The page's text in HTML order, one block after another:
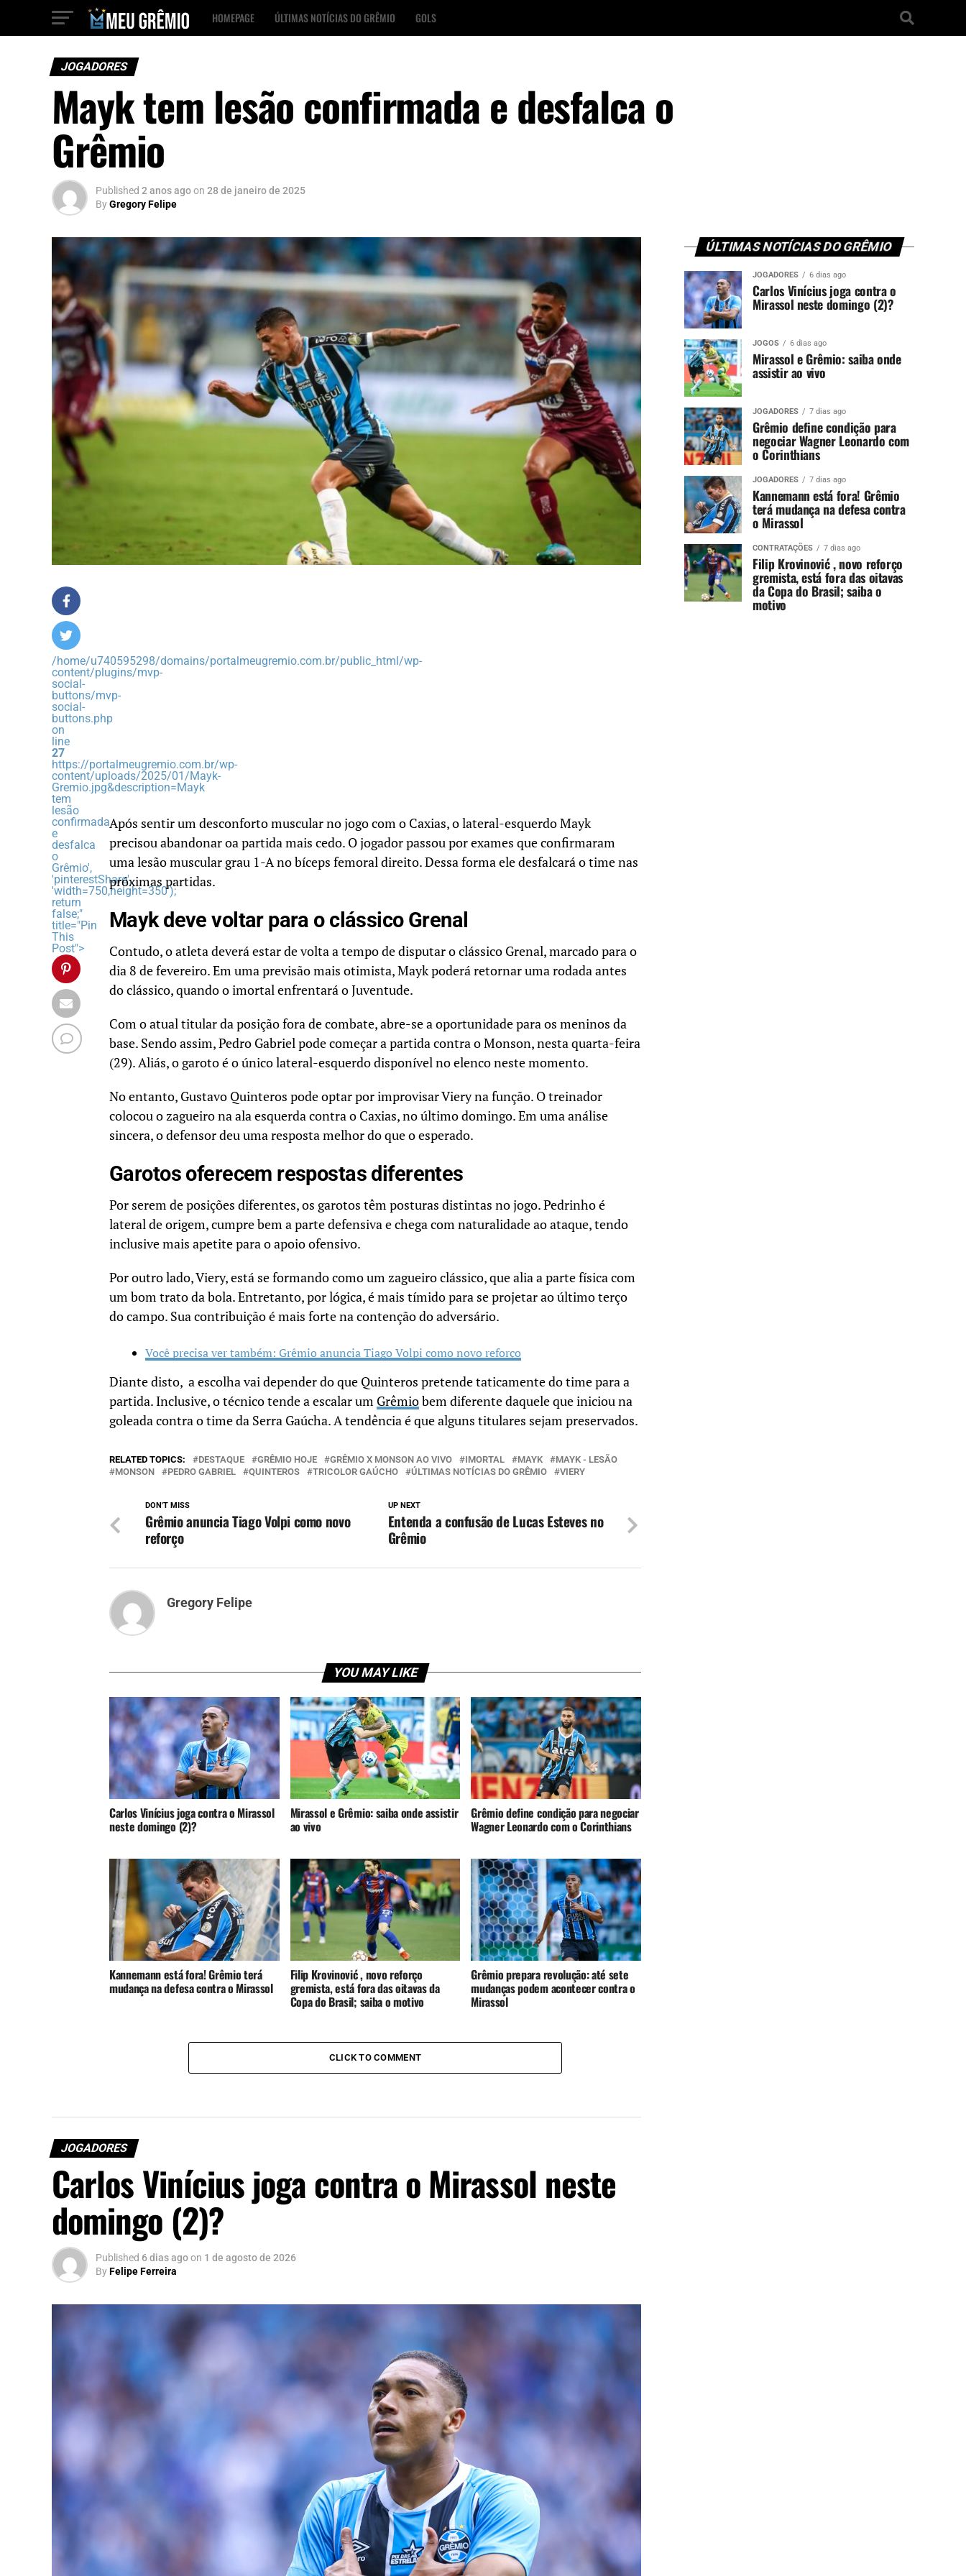
HOMEPAGE ÚLTIMAS NOTÍCIAS DO GRÊMIO GOLS
JOGADORES
Mayk tem lesão confirmada e desfalca o
Grêmio
Published 2 anos agoon 28 de janeiro de 2025
ByGregory Felipe
/home/u740595298/domains/portalmeugremio.com.br/public_html/wp-
content/plugins/mvp-
social-
buttons/mvp-
social-
buttons.php
on
line
27
https://portalmeugremio.com.br/wp-
content/uploads/2025/01/Mayk-
Gremio.jpg&description=Mayk
tem
lesão
confirmada
e
desfalca
o
Grêmio',
'pinterestShare',
'width=750,height=350');
return
false;"
title="Pin
This
Post">
Após sentir um desconforto muscular no jogo com o Caxias, o lateral-esquerdo Mayk
precisou abandonar oa partida mais cedo. O jogador passou por exames que confirmaram
uma lesão muscular grau 1-A no bíceps femoral direito. Dessa forma ele desfalcará o time nas
próximas partidas.
Mayk deve voltar para o clássico Grenal
Contudo, o atleta deverá estar de volta a tempo de disputar o clássico Grenal, marcado para o
dia 8 de fevereiro. Em uma previsão mais otimista, Mayk poderá retornar uma rodada antes
do clássico, quando o imortal enfrentará o Juventude.
Com o atual titular da posição fora de combate, abre-se a oportunidade para os meninos da
base. Sendo assim, Pedro Gabriel pode começar a partida contra o Monson, nesta quarta-feira
(29). Aliás, o garoto é o único lateral-esquerdo disponível no elenco neste momento.
No entanto, Gustavo Quinteros pode optar por improvisar Viery na função. O treinador
colocou o zagueiro na ala esquerda contra o Caxias, no último domingo. Em uma análise
sincera, o defensor deu uma resposta melhor do que o esperado.
Garotos oferecem respostas diferentes
Por serem de posições diferentes, os garotos têm posturas distintas no jogo. Pedrinho é
lateral de origem, cumpre bem a parte defensiva e chega com naturalidade ao ataque, tendo
inclusive mais apetite para o apoio ofensivo.
Por outro lado, Viery, está se formando como um zagueiro clássico, que alia a parte física com
um bom trato da bola. Entretanto, por lógica, é mais tímido para se projetar ao último terço
do campo. Sua contribuição é mais forte na contenção do adversário.
Você precisa ver também: Grêmio anuncia Tiago Volpi como novo reforço
Diante disto, a escolha vai depender do que Quinteros pretende taticamente do time para a
partida. Inclusive, o técnico tende a escalar um Grêmiobem diferente daquele que iniciou na
goleada contra o time da Serra Gaúcha. A tendência é que alguns titulares sejam preservados.
RELATED TOPICS: DESTAQUE GRÊMIO HOJE GRÊMIO X MONSON AO VIVO IMORTAL MAYK
MAYK - LESÃO
MONSON
PEDRO GABRIEL QUINTEROS TRICOLOR GAÚCHO ÚLTIMAS NOTÍCIAS DO GRÊMIO VIERY
UP NEXT
Entenda a confusão de Lucas Esteves no
Grêmio
DON'T MISS
Grêmio anuncia Tiago Volpi como novo
reforço
Gregory Felipe
YOU MAY LIKE
Carlos Vinícius joga contra o Mirassol
neste domingo (2)?
Mirassol e Grêmio: saiba onde assistir
ao vivo
Grêmio define condição para negociar
Wagner Leonardo com o Corinthians
Kannemann está fora! Grêmio terá
mudança na defesa contra o Mirassol
Filip Krovinović , novo reforço
gremista, está fora das oitavas da
Copa do Brasil; saiba o motivo
Grêmio prepara revolução: até sete
mudanças podem acontecer contra o
Mirassol
CLICK TO COMMENT
JOGADORES
Carlos Vinícius joga contra o Mirassol neste
domingo (2)?
Published 6 dias agoon 1 de agosto de 2026
ByFelipe Ferreira
ÚLTIMAS NOTÍCIAS DO GRÊMIO
JOGADORES 6 dias ago
Carlos Vinícius joga contra o
Mirassol neste domingo (2)?
JOGOS 6 dias ago
Mirassol e Grêmio: saiba onde
assistir ao vivo
JOGADORES 7 dias ago
Grêmio define condição para
negociar Wagner Leonardo com
o Corinthians
JOGADORES 7 dias ago
Kannemann está fora! Grêmio
terá mudança na defesa contra
o Mirassol
CONTRATAÇÕES 7 dias ago
Filip Krovinović , novo reforço
gremista, está fora das oitavas
da Copa do Brasil; saiba o
motivo